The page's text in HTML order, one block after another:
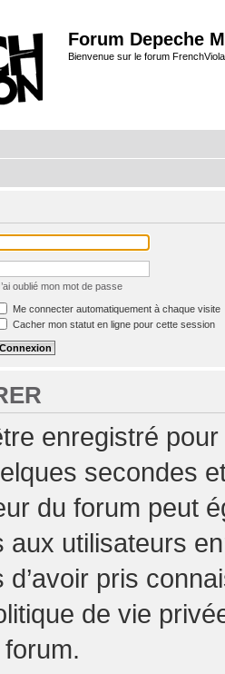
Forum Depeche
Bienvenue sur le forum
oublié mon mot de passe
Me connecter automatiquement à chaque visite
Cacher mon statut en ligne pour cette session
enregistré
secondes
du forum peut
aux utilisateurs
pris
de vie